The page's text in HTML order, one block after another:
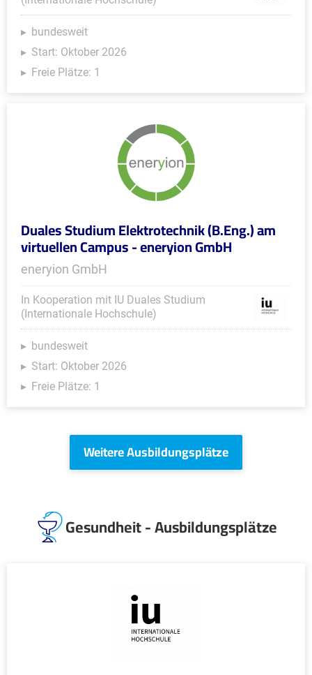
bundesweit
Start: Oktober 2026
Freie Plätze: 1
Duales Studium Elektrotechnik (B.Eng.) am
virtuellen Campus - eneryion GmbH
eneryion GmbH
In Kooperation mit IU Duales Studium
(Internationale Hochschule)
bundesweit
Start: Oktober 2026
Freie Plätze: 1
Weitere Ausbildungsplätze
Gesundheit - Ausbildungsplätze